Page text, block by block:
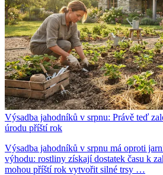
Výsadba jahodníků v srpnu: Právě teď
úrodu příští rok
Výsadba jahodníků v srpnu má oproti
výhodu: rostliny získají dostatek času k
mohou příští rok vytvořit silné trsy …